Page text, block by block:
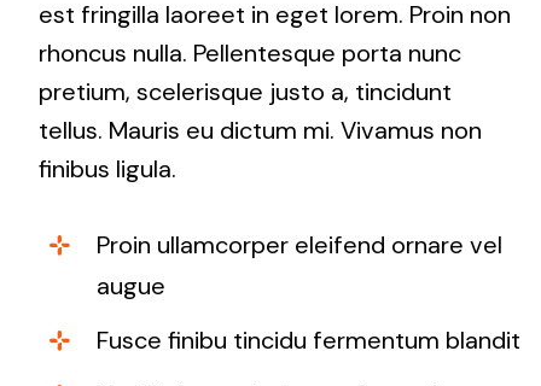
est fringilla laoreet in eget lorem. Proin non
rhoncus nulla. Pellentesque porta nunc
pretium, scelerisque justo a, tincidunt
tellus. Mauris eu dictum mi. Vivamus non
finibus ligula.
Proin ullamcorper eleifend ornare vel
augue
Fusce finibu tincidu fermentum blandit